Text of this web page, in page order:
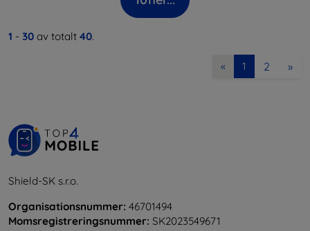
1 - 30 av totalt 40.
« 1 2 »
Shield-SK s.r.o.
Organisationsnummer: 46701494
Momsregistreringsnummer: SK2023549671